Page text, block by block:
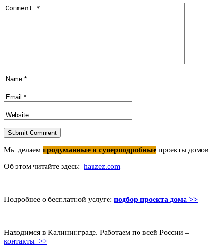
Submit Comment
Мы делаем продуманные и суперподробные проекты домов
Об этом читайте здесь: hauzez.com
Подробнее о бесплатной услуге: подбор проекта дома >>
Находимся в Калининграде. Работаем по всей России –
контакты >>